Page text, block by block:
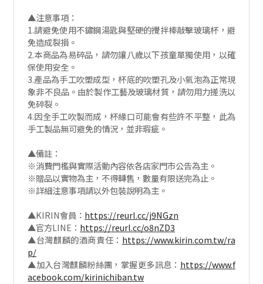
▲注意事項：
1.請避免使用不鏽鋼湯匙與堅硬的攪拌棒敲擊玻璃杯，避
免造成裂損。
2.本商品為易碎品，請勿讓八歲以下孩童單獨使用，以確
保使用安全。
3.產品為手工吹塑成型，杯底的吹塑孔及小氣泡為正常現
象非不良品。由於製作工藝及玻璃材質，請勿用力搓洗以
免碎裂。
4.因全手工吹製而成，杯緣口可能會有些許不平整，此為
手工製品無可避免的情況，並非瑕疵。
▲備註：
※消費門檻與實際活動內容依各店家門市公告為主。
※贈品以實物為主，不得轉售，數量有限送完為止。
※詳細注意事項請以外包裝說明為主。
▲KIRIN會員： https://reurl.cc/j9NGzn
▲官方LINE： https://reurl.cc/o8nZD3
▲台灣麒麟的酒商責任： https://www.kirin.com.tw/ra
p/
▲加入台灣麒麟粉絲團，掌握更多訊息： https://www.f
acebook.com/kirinichiban.tw